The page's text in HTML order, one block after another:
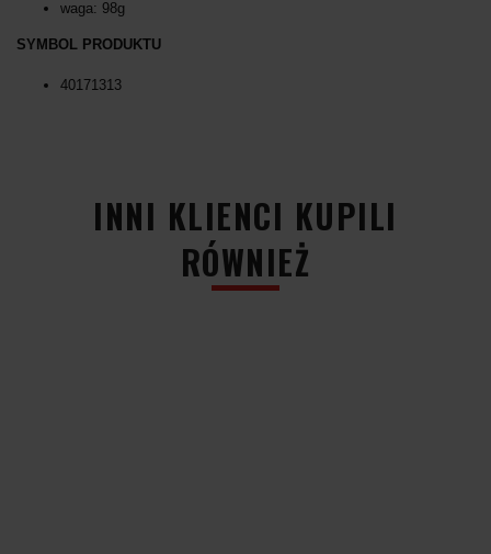
waga: 98g
SYMBOL PRODUKTU
40171313
INNI KLIENCI KUPILI
RÓWNIEŻ